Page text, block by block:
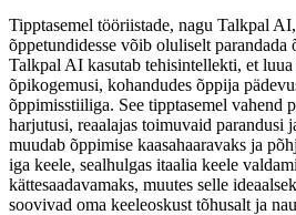
Tipptasemel tööriistade, nagu Talkpal
õppetundidesse võib oluliselt parandada
Talkpal AI kasutab tehisintellekti, et luua
õpikogemusi, kohandudes õppija
õppimisstiiliga. See tipptasemel vahend
harjutusi, reaalajas toimuvaid parandusi
muudab õppimise kaasahaaravaks ja
iga keele, sealhulgas itaalia keele
kättesaadavamaks, muutes selle
soovivad oma keeleoskust tõhusalt ja